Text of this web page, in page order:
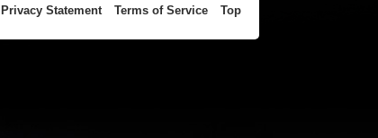
Privacy Statement Terms of Service Top